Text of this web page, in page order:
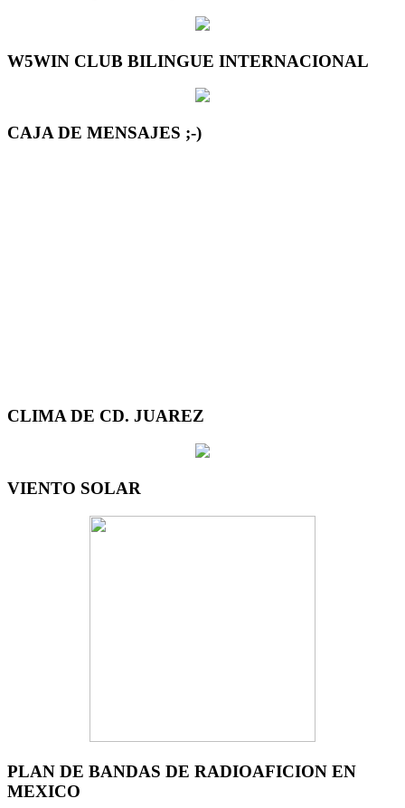
W5WIN CLUB BILINGUE INTERNACIONAL
CAJA DE MENSAJES ;-)
CLIMA DE CD. JUAREZ
VIENTO SOLAR
PLAN DE BANDAS DE RADIOAFICION EN
MEXICO